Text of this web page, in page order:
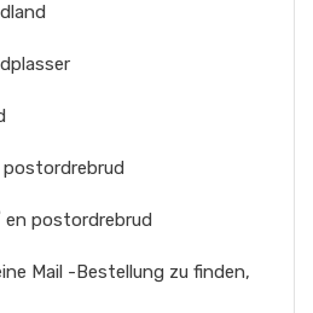
postordrebrud
Mail -Bestellung zu finden,